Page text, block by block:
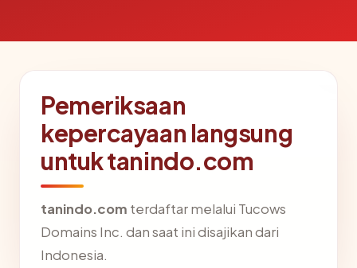
Pemeriksaan
kepercayaan langsung
untuk tanindo.com
tanindo.com terdaftar melalui Tucows
Domains Inc. dan saat ini disajikan dari
Indonesia.